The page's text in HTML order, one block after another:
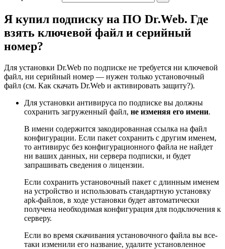
Я купил подписку на ПО Dr.Web. Где
взять ключевой файл и серийный
номер?
Для установки Dr.Web по подписке не требуется ни ключевой
файл, ни серийный номер — нужен только установочный
файл (см. Как скачать Dr.Web и активировать защиту?).
Для установки антивируса по подписке вы должны
сохранить загруженный файл, не изменяя его имени.
В имени содержится закодированная ссылка на файл
конфигурации. Если пакет сохранить с другим именем,
то антивирус без конфигурационного файла не найдет
ни ваших данных, ни сервера подписки, и будет
запрашивать сведения о лицензии.
Если сохранить установочный пакет с длинным именем
на устройство и использовать стандартную установку
apk-файлов, в ходе установки будет автоматически
получена необходимая конфигурация для подключения к
серверу.
Если во время скачивания установочного файла вы все-
таки изменили его название, удалите установленное